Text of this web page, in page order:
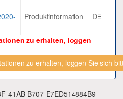
Produktinformation DE
zu erhalten, loggen
zu erhalten, loggen Sie sich
41AB-B707-E7ED514884B9